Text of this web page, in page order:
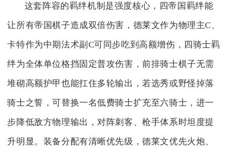
这套阵容的羁绊机制是强度核心，四帝国羁绊能
让所有帝国棋子造成双倍伤害，德莱文作为物理主C、
卡特作为中期法术副C可同步吃到高额增伤，四骑士羁
绊为全体单位格挡固定普攻伤害，前排骑士棋子无需
堆砌高额护甲也能扛住多轮输出，若选秀或野怪掉落
骑士之誓，可替换一名低费骑士扩充至六骑士，进一
步降低敌方物理输出，对阵刺客、枪手体系时坦度提
升明显。装备分配有清晰优先级，德莱文优先火炮、